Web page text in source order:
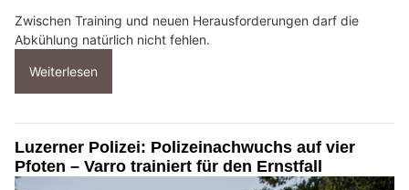
Zwischen Training und neuen Herausforderungen darf die
Abkühlung natürlich nicht fehlen.
Weiterlesen
Luzerner Polizei: Polizeinachwuchs auf vier
Pfoten – Varro trainiert für den Ernstfall